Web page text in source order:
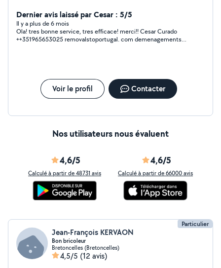
Dernier avis laissé par Cesar : 5/5
Il y a plus de 6 mois
Ola! tres bonne service, tres efficace! merci!! Cesar Curado
++351965653025 removalstoportugal. com demenagements
Voir le profil Contacter
Nos utilisateurs nous évaluent
4,6/5
Calculé à partir de 48731 avis
4,6/5
Calculé à partir de 66000 avis
Particulier
Jean-François KERVAON
Bon bricoleur
Bretoncelles (Bretoncelles)
4,5/5 (12 avis)